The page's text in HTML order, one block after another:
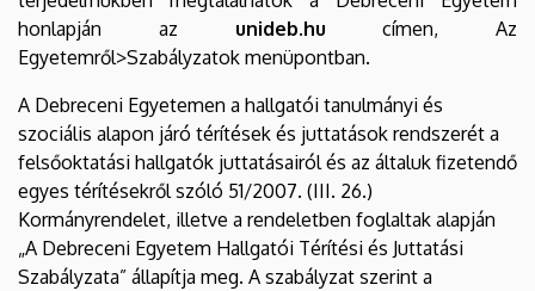
honlapján az unideb.hucímen, Az
Egyetemről>Szabályzatok menüpontban.
A Debreceni Egyetemen a hallgatói tanulmányi és
szociális alapon járó térítések és juttatások rendszerét a
felsőoktatási hallgatók juttatásairól és az általuk fizetendő
egyes térítésekről szóló 51/2007. (III. 26.)
Kormányrendelet, illetve a rendeletben foglaltak alapján
„A Debreceni Egyetem Hallgatói Térítési és Juttatási
Szabályzata” állapítja meg. A szabályzat szerint a